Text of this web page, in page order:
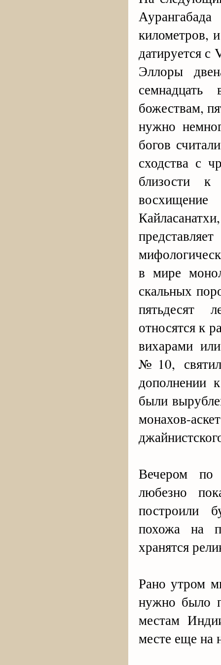
километров,
датируется
Эллоры
божествам,
нужно
богов
сходства с
близости
в мире
скальных
пятьдесят
относятся к
вихарами
№10,
дополнении
были
монахов-
Вечером по
любезно
построили
похожа на
хранятся
Рано утром
нужно было
местам
месте еще на